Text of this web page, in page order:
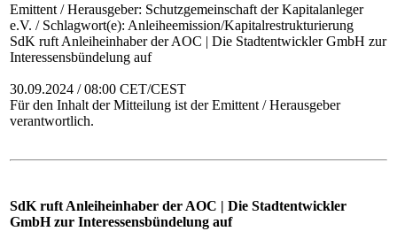
Emittent / Herausgeber: Schutzgemeinschaft der Kapitalanleger
e.V. / Schlagwort(e): Anleiheemission/Kapitalrestrukturierung
SdK ruft Anleiheinhaber der AOC | Die Stadtentwickler GmbH zur
Interessensbündelung auf
30.09.2024 / 08:00 CET/CEST
Für den Inhalt der Mitteilung ist der Emittent / Herausgeber
verantwortlich.
SdK ruft Anleiheinhaber der AOC | Die Stadtentwickler
GmbH zur Interessensbündelung auf